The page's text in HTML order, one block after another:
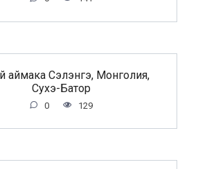
аймака Сэлэнгэ, Монголия,
Сухэ-Батор
0 129